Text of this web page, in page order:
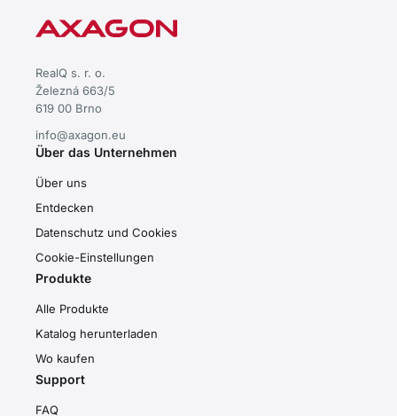
RealQ s. r. o.
Železná 663/5
619 00 Brno
info@axagon.eu
Über das Unternehmen
Über uns
Entdecken
Datenschutz und Cookies
Cookie-Einstellungen
Produkte
Alle Produkte
Katalog herunterladen
Wo kaufen
Support
FAQ